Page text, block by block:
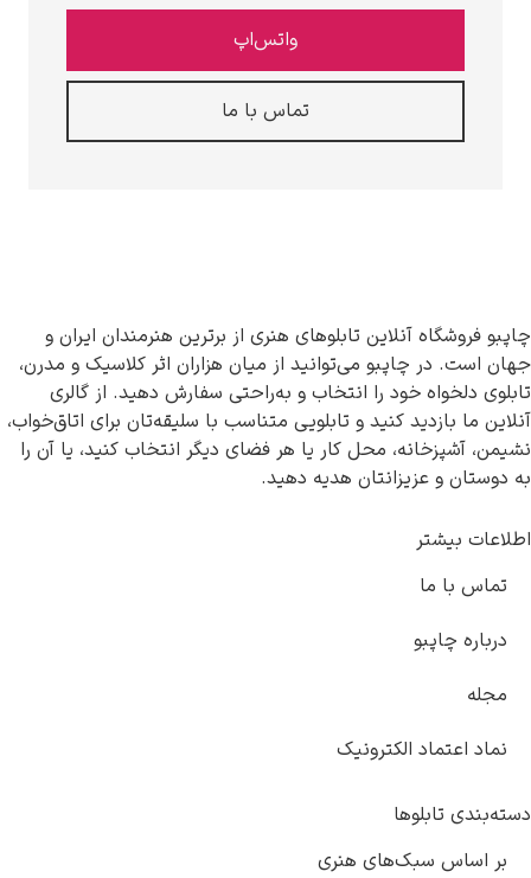
واتس‌اپ
تماس با ما
آنلاین تابلوهای هنری از برترین هنرمندان ایران و
در چاپبو می‌توانید از میان هزاران اثر کلاسیک و مدرن،
دلخواه خود را انتخاب و به‌راحتی سفارش دهید. از گالری
ما بازدید کنید و تابلویی متناسب با سلیقه‌تان برای اتاق‌خواب،
آشپزخانه، محل کار یا هر فضای دیگر انتخاب کنید، یا آن را
و عزیزانتان هدیه دهید.
بیشتر
با ما
چاپبو
اعتماد الکترونیک
تابلوها
اساس سبک‌های هنری